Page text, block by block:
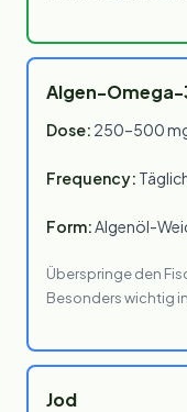
Algen-Omega-
Dose: 250–500
Frequency:
Form:Algenöl-
Überspringe den
Besonders wichtig
Jod